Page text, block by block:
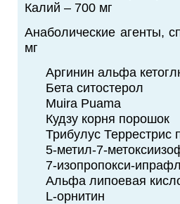
Калий – 700 мг
Анаболические агенты,
мг
Аргинин альфа
Бета ситостерол
Muira Puama
Кудзу корня порошок
Трибулус Террестрис
5-метил-7-
7-изопропокси-
Альфа липоевая
L-орнитин